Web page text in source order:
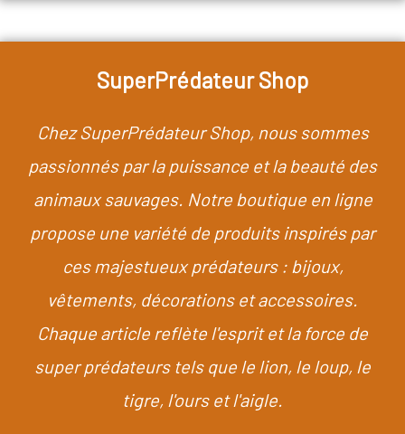
SuperPrédateur Shop
Chez SuperPrédateur Shop, nous sommes
passionnés par la puissance et la beauté des
animaux sauvages. Notre boutique en ligne
propose une variété de produits inspirés par
ces majestueux prédateurs : bijoux,
vêtements, décorations et accessoires.
Chaque article reflète l'esprit et la force de
super prédateurs tels que le lion, le loup, le
tigre, l'ours et l'aigle.